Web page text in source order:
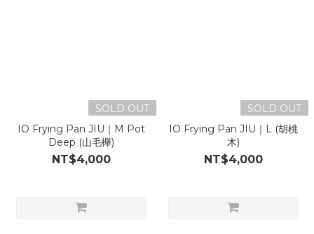
SOLD OUT
IO Frying Pan JIU｜M Pot
Deep (山毛櫸)
NT$4,000
SOLD OUT
IO Frying Pan JIU｜L (胡桃
木)
NT$4,000